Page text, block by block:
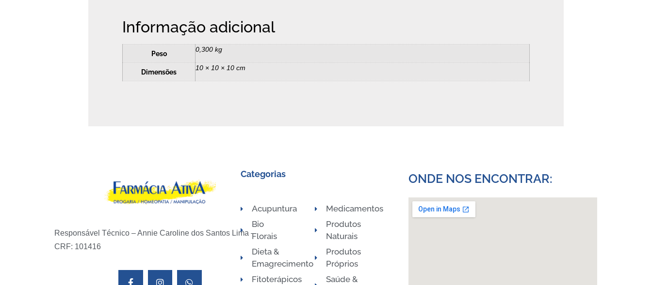
Informação adicional
Peso 0,300 kg
Dimensões 10 × 10 × 10 cm
Responsável Técnico – Annie Caroline dos Santos Lima –
CRF: 101416
Categorias
Acupuntura
Bio
Florais
Dieta &
Emagrecimento
Fitoterápicos
Medicamentos
Produtos
Naturais
Produtos
Próprios
Saúde &
ONDE NOS ENCONTRAR:​